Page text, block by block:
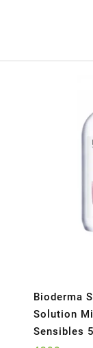
Bioderma
Solution
Sensibles